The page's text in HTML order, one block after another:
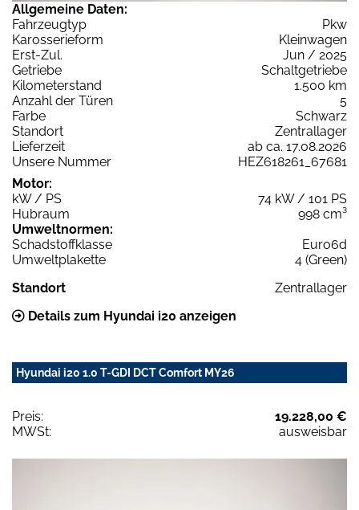
Allgemeine Daten:
Fahrzeugtyp
Pkw
Karosserieform
Kleinwagen
Erst-Zul.
Jun / 2025
Getriebe
Schaltgetriebe
Kilometerstand
1.500 km
Anzahl der Türen
5
Farbe
Schwarz
Standort
Zentrallager
Lieferzeit
ab ca. 17.08.2026
Unsere Nummer
HEZ618261_67681
Motor:
kW / PS
74 kW / 101 PS
Hubraum
998 cm³
Umweltnormen:
Schadstoffklasse
Euro6d
Umweltplakette
4 (Green)
Standort
Zentrallager
Details zum Hyundai i20 anzeigen
Hyundai i20 1.0 T-GDI DCT Comfort MY26
Preis:
19.228,00 €
MWSt:
ausweisbar